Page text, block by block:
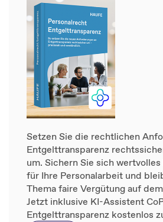
Setzen Sie die rechtlichen
Entgelttransparenz
um. Sichern Sie sich
für Ihre Personalarbeit und
Thema faire Vergütung auf
Jetzt inklusive KI-Assistent
Entgelttransparenz kostenlos